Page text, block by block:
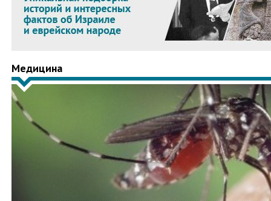
Медицина